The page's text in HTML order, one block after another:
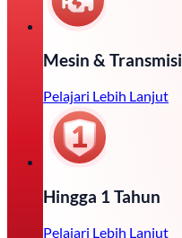
Mesin & Transmisi
Pelajari Lebih Lanjut
Hingga 1 Tahun
Pelajari Lebih Lanjut